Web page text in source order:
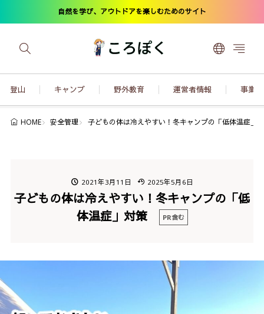
自然を学び、アウトドアを楽しむためのサイト
登山 キャンプ 野外教育 運営者情報 事業
HOME 安全管理 子どもの体は冷えやすい！冬キャンプの「低体温症
2021年3月11日 2025年5月6日
子どもの体は冷えやすい！冬キャンプの「低
体温症」対策
PR含む